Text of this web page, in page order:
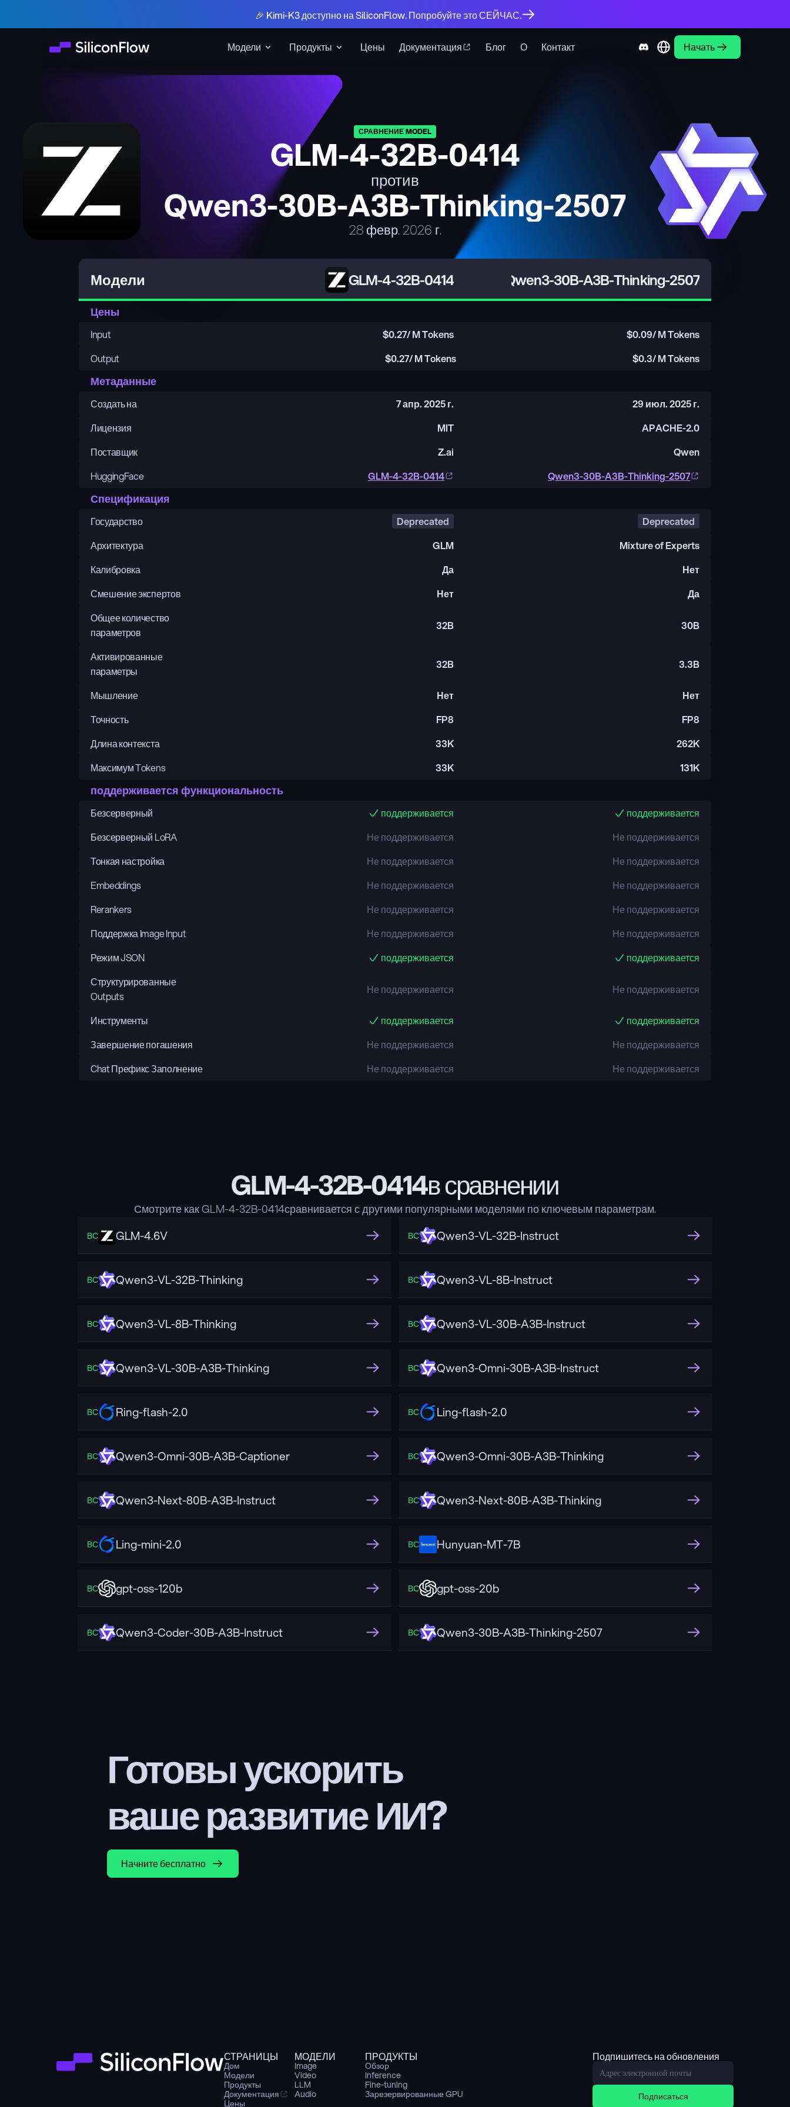
Модели Продукты Цены Документация Блог О Контакт Начать
🎉 Kimi-K3 доступно на SiliconFlow. Попробуйте это СЕЙЧАС.
СРАВНЕНИЕ MODEL
GLM-4-32B-0414
против
Qwen3-30B-A3B-Thinking-2507
28 февр. 2026 г.
Модели GLM-4-32B-0414 Qwen3-30B-A3B-Thinking-2507
Цены
Input $0.27/ M Tokens $0.09/ M Tokens
Output
$0.27/ M Tokens $0.3/ M Tokens
Метаданные
Создать на 7 апр. 2025 г.
29 июл. 2025 г.
Лицензия
MIT
APACHE-2.0
Поставщик
Z.ai
Qwen
HuggingFace
GLM-4-32B-0414 Qwen3-30B-A3B-Thinking-2507
Спецификация
Государство Deprecated
Deprecated
Архитектура
GLM
Mixture of Experts
Калибровка
Да
Нет
Смешение экспертов
Нет
Да
Общее количество
параметров
32B 30B
Активированные
параметры
32B 3.3B
Мышление Нет
Нет
Точность
FP8
FP8
Длина контекста
33K
262K
Максимум Tokens
33K 131K
поддерживается функциональность
Безсерверный поддерживается
поддерживается
Безсерверный LoRA
Не поддерживается
Не поддерживается
Тонкая настройка
Не поддерживается
Не поддерживается
Embeddings
Не поддерживается
Не поддерживается
Rerankers
Не поддерживается
Не поддерживается
Поддержка Image Input
Не поддерживается
Не поддерживается
Режим JSON
поддерживается
поддерживается
Структурированные
Outputs
Не поддерживается Не поддерживается
Инструменты поддерживается
поддерживается
Завершение погашения
Не поддерживается
Не поддерживается
Chat Префикс Заполнение
Не поддерживается Не поддерживается
GLM-4-32B-0414в сравнении
Смотрите как GLM-4-32B-0414сравнивается с другими популярными моделями по ключевым параметрам.
ВС GLM-4.6V ВС Qwen3-VL-32B-Instruct
ВС Qwen3-VL-32B-Thinking ВС Qwen3-VL-8B-Instruct
ВС Qwen3-VL-8B-Thinking ВС Qwen3-VL-30B-A3B-Instruct
ВС Qwen3-VL-30B-A3B-Thinking ВС Qwen3-Omni-30B-A3B-Instruct
ВС Ring-flash-2.0 ВС Ling-flash-2.0
ВС Qwen3-Omni-30B-A3B-Captioner ВС Qwen3-Omni-30B-A3B-Thinking
ВС Qwen3-Next-80B-A3B-Instruct ВС Qwen3-Next-80B-A3B-Thinking
ВС Ling-mini-2.0 ВС Hunyuan-MT-7B
ВС gpt-oss-120b ВС gpt-oss-20b
ВС Qwen3-Coder-30B-A3B-Instruct ВС Qwen3-30B-A3B-Thinking-2507
Готовы ускорить
ваше развитие ИИ?
Начните бесплатно
СТРАНИЦЫ
Дом
Модели
Продукты
Документация
Цены
МОДЕЛИ
Image
Video
LLM
Audio
ПРОДУКТЫ
Обзор
Inference
Fine-tuning
Зарезервированные GPU
Подпишитесь на обновления
Подписаться